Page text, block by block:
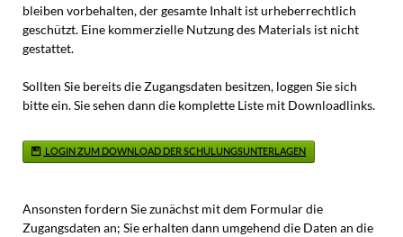
bleiben vorbehalten, der gesamte Inhalt ist urheberrechtlich
geschützt. Eine kommerzielle Nutzung des Materials ist nicht
gestattet.
Sollten Sie bereits die Zugangsdaten besitzen, loggen Sie sich
bitte ein. Sie sehen dann die komplette Liste mit Downloadlinks.
LOGIN ZUM DOWNLOAD DER SCHULUNGSUNTERLAGEN
Ansonsten fordern Sie zunächst mit dem Formular die
Zugangsdaten an; Sie erhalten dann umgehend die Daten an die